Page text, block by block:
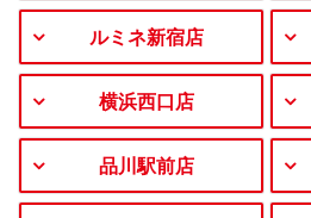
ルミネ新宿店
横浜西口店
品川駅前店